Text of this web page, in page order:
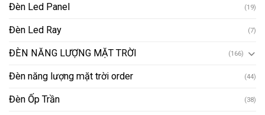
Đèn Led Panel (19)
Đèn Led Ray (7)
ĐÈN NĂNG LƯỢNG MẶT TRỜI (166)
Đèn năng lượng mặt trời order (44)
Đèn Ốp Trần (38)